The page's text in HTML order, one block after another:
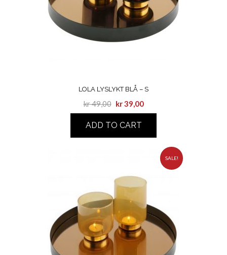
LOLA LYSLYKT BLÅ – S
kr49,00 kr39,00
ADD TO CART
SALE!